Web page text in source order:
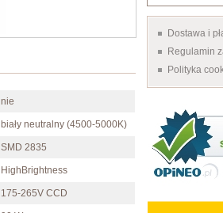
nie
biały neutralny (4500-5000K)
SMD 2835
HighBrightness
175-265V CCD
Dostawa i
Regulamin
Polityka